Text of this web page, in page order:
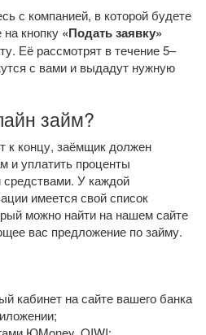
с компанией, в которой будете
кнопку «Подать заявку»
Её рассмотрят в течение 5–
с вами и выдадут нужную
займ?
к концу, заёмщик должен
и уплатить проценты
У каждой
имеется свой список
можно найти на нашем сайте
вас предложение по займу.
кабинет на сайте вашего банка